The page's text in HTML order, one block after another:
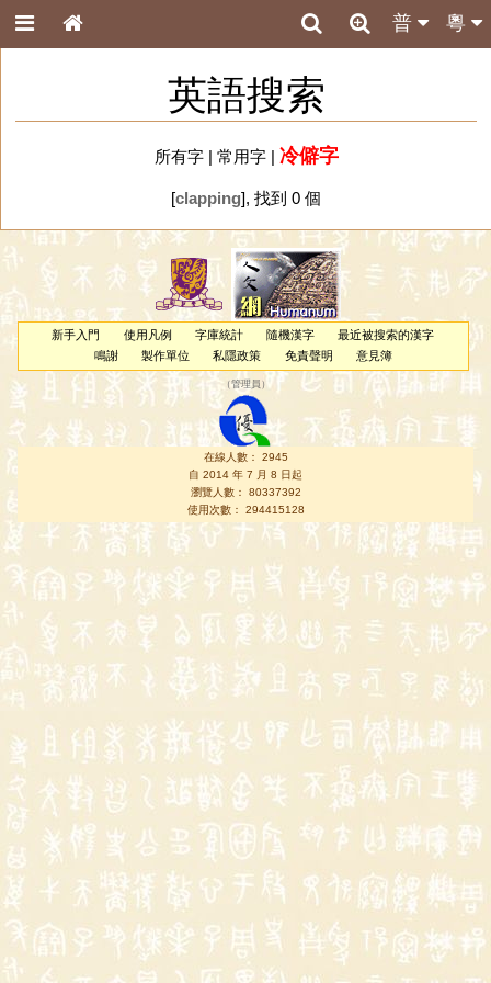
粵
普
英語搜索
所有字| 常用字| 冷僻字
[clapping], 找到 0 個
新手入門 使用凡例 字庫統計 隨機漢字
最近被搜索的漢字
鳴謝
製作單位 私隱政策 免責聲明 意見簿
（管理員 ）
在線人數： 2945
自 2014 年 7 月 8 日起
瀏覽人數： 80337392
使用次數： 294415128